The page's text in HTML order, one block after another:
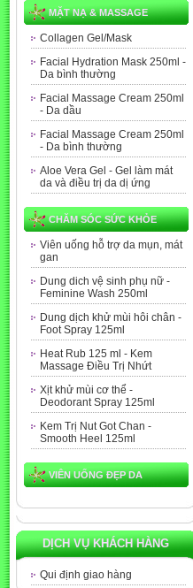
MẶT NẠ & MASSAGE
Collagen Gel/Mask
Facial Hydration Mask 250ml -
Da bình thường
Facial Massage Cream 250ml
- Da dầu
Facial Massage Cream 250ml
- Da bình thường
Aloe Vera Gel - Gel làm mát
da và điều trị da dị ứng
CHĂM SÓC SỨC KHỎE
Viên uống hỗ trợ da mụn, mát
gan
Dung dich vệ sinh phụ nữ -
Feminine Wash 250ml
Dung dịch khử mùi hôi chân -
Foot Spray 125ml
Heat Rub 125 ml - Kem
Massage Điều Trị Nhứt
Xịt khử mùi cơ thể -
Deodorant Spray 125ml
Kem Trị Nut Got Chan -
Smooth Heel 125ml
VIÊN UỐNG ĐẸP DA
DỊCH VỤ KHÁCH HÀNG
Qui định giao hàng